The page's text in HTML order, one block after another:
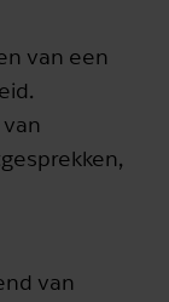
van een
van